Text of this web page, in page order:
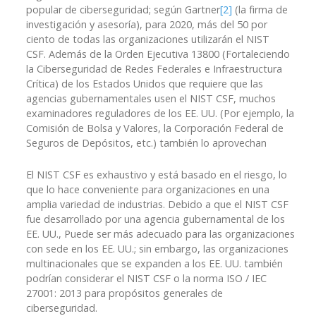
popular de ciberseguridad; según Gartner[2] (la firma de
investigación y asesoría), para 2020, más del 50 por
ciento de todas las organizaciones utilizarán el NIST
CSF. Además de la Orden Ejecutiva 13800 (Fortaleciendo
la Ciberseguridad de Redes Federales e Infraestructura
Crítica) de los Estados Unidos que requiere que las
agencias gubernamentales usen el NIST CSF, muchos
examinadores reguladores de los EE. UU. (Por ejemplo, la
Comisión de Bolsa y Valores, la Corporación Federal de
Seguros de Depósitos, etc.) también lo aprovechan
El NIST CSF es exhaustivo y está basado en el riesgo, lo
que lo hace conveniente para organizaciones en una
amplia variedad de industrias. Debido a que el NIST CSF
fue desarrollado por una agencia gubernamental de los
EE. UU., Puede ser más adecuado para las organizaciones
con sede en los EE. UU.; sin embargo, las organizaciones
multinacionales que se expanden a los EE. UU. también
podrían considerar el NIST CSF o la norma ISO / IEC
27001: 2013 para propósitos generales de
ciberseguridad.